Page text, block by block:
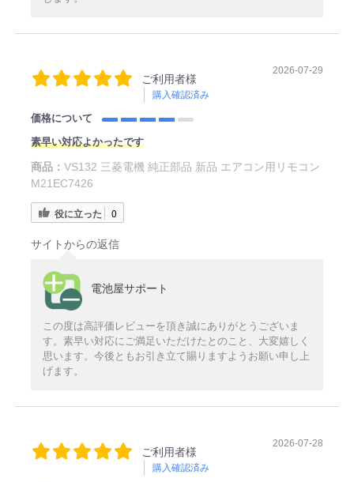
ご利用者様
購入確認済み
2026-07-29
価格について
素早い対応よかったです
商品： VS132 三菱電機 純正部品 新品 エアコン用リモコン
M21EC7426
役に立った 0
サイトからの返信
電池屋サポート
この度は高評価レビューを頂き誠にありがとうございま
す。素早い対応にご満足いただけたとのこと、大変嬉しく
思います。今後ともお引き立て賜りますようお願い申し上
げます。
ご利用者様
購入確認済み
2026-07-28